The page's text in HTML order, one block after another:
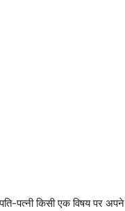
पत्नी किसी एक विषय पर